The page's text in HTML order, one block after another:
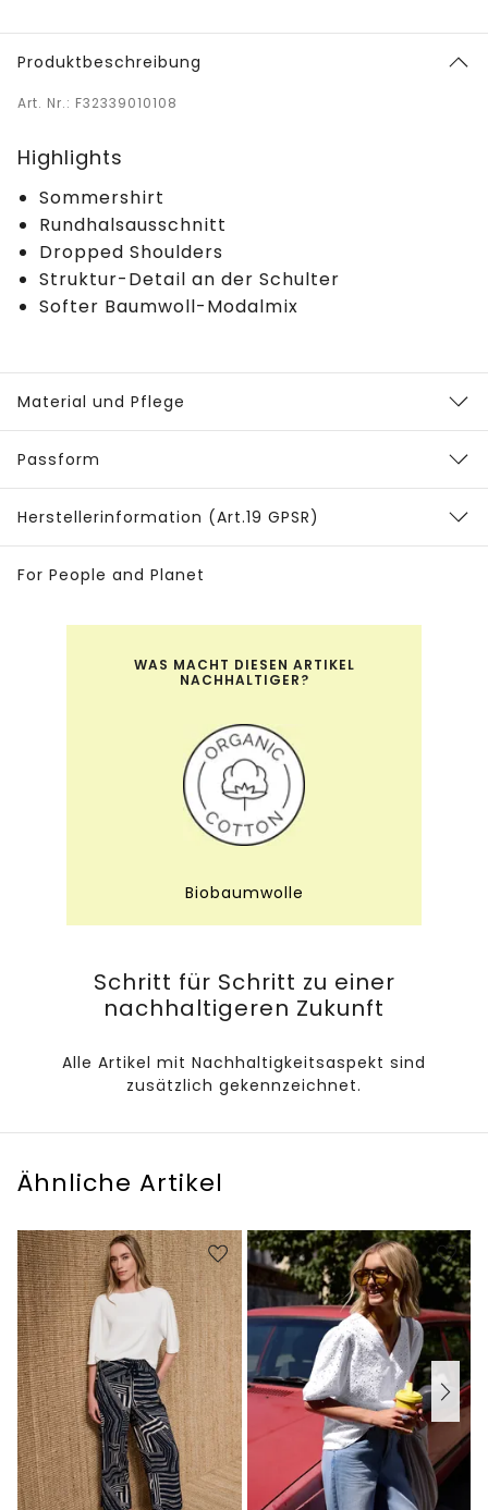
Produktbeschreibung
Art. Nr.: F32339010108
Highlights
Sommershirt
Rundhalsausschnitt
Dropped Shoulders
Struktur-Detail an der Schulter
Softer Baumwoll-Modalmix
Material und Pflege
Passform
Herstellerinformation (Art.19 GPSR)
For People and Planet
WAS MACHT DIESEN ARTIKEL
NACHHALTIGER?
Biobaumwolle
Schritt für Schritt zu einer
nachhaltigeren Zukunft
Alle Artikel mit Nachhaltigkeitsaspekt sind
zusätzlich gekennzeichnet.
Ähnliche Artikel